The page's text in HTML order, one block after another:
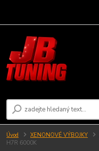
Úvod XENONOVÉ VÝBOJKY
H7R 6000K